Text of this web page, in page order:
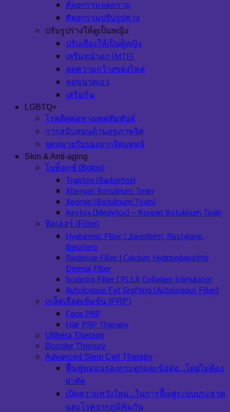
ศัลยกรรมลดกราม
ศัลยกรรมปรับรูปคาง
ปรับรูปร่างให้ดูเป็นหญิง
ปรับเสียงให้เป็นผู้หญิง
เสริมหน้าอก (MTF)
ลดความกว้างของไหล่
ลดขนาดเอว
เสริมก้น
LGBTQ+
โรคติดต่อทางเพศสัมพันธ์
การสนับสนุนด้านสุขภาพจิต
จดหมายรับรองจากจิตแพทย์
Skin & Anti-aging
โบท็อกซ์ (Botox)
Traptox (Barbietox)
Allergan Botulinum Toxin
Xeomin (Botulinum Toxin)
Aestox (Medytox) – Korean Botulinum Toxin
ฟิลเลอร์ (Filler)
Hyaluronic Filler | Juvederm, Restylane,
Belotero
Radiesse Filler | Calcium Hydroxylapatite
Dermal Filler
Sculptra Filler | PLLA Collagen Stimulator
Autologous Fat Grafting (Autologous Filler)
เกล็ดเลือดเข้มข้น (PRP)
Face PRP
Hair PRP Therapy
Ulthera Therapy
Booster Therapy
Advanced Stem Cell Therapy
ฟื้นฟูหมอนรองกระดูกและข้อต่อ…โดยไม่ต้อง
ผ่าตัด
เปิดความหวังใหม่…ในการฟื้นฟูระบบประสาท
และโรคจากภูมิคุ้มกัน